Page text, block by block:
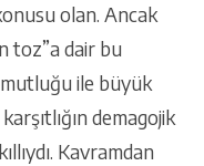
olan. Ancak
toz”a dair bu
ile büyük
demagojik
Kavramdan